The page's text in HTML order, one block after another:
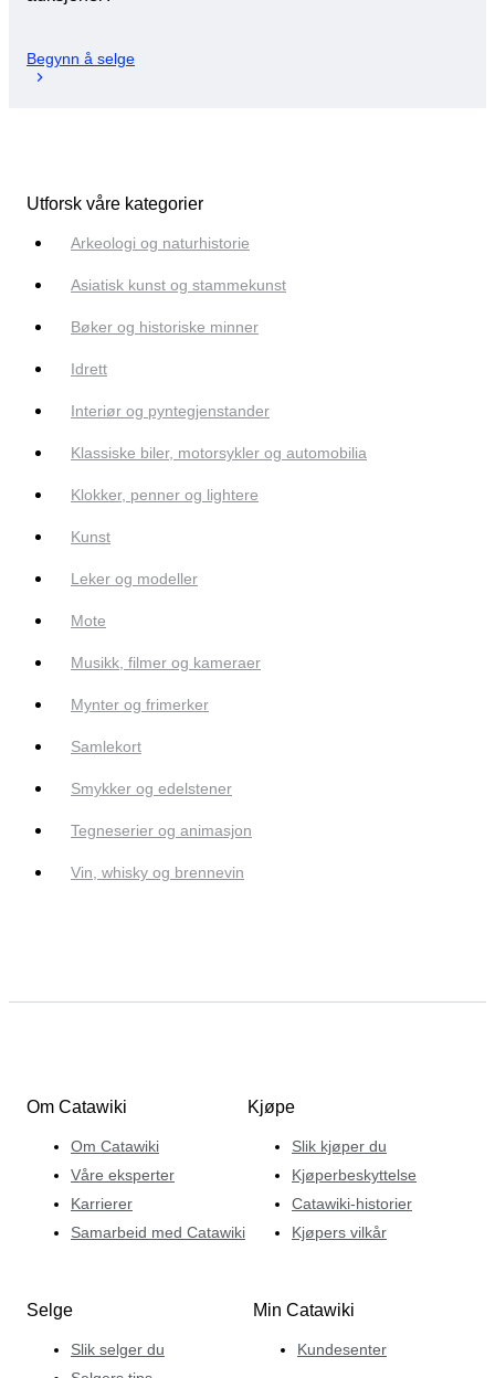
Begynn å selge
Utforsk våre kategorier
Arkeologi og naturhistorie
Asiatisk kunst og stammekunst
Bøker og historiske minner
Idrett
Interiør og pyntegjenstander
Klassiske biler, motorsykler og automobilia
Klokker, penner og lightere
Kunst
Leker og modeller
Mote
Musikk, filmer og kameraer
Mynter og frimerker
Samlekort
Smykker og edelstener
Tegneserier og animasjon
Vin, whisky og brennevin
Om Catawiki
Om Catawiki
Våre eksperter
Karrierer
Samarbeid med Catawiki
Kjøpe
Slik kjøper du
Kjøperbeskyttelse
Catawiki-historier
Kjøpers vilkår
Selge
Slik selger du
Min Catawiki
Kundesenter